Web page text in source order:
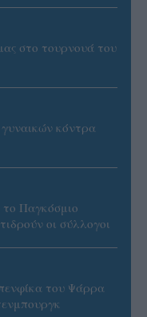
στο τουρνουά του
κόντρα
το Παγκόσμιο
οι σύλλογοι
του Ψάρρα